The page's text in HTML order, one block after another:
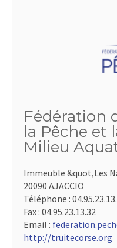
Fédération
la Pêche et
Milieu
Immeuble &quot,Les
20090 AJACCIO
Téléphone :
Fax : 04.95.23.13.32
Email :
http://truitecorse.org